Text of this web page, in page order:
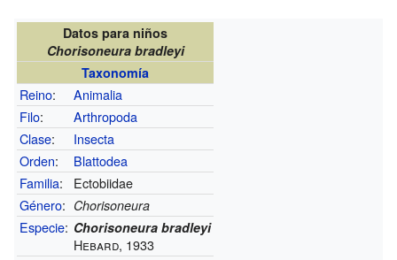
Datos para niños
Chorisoneura bradleyi
Taxonomía
Reino:
Animalia
Filo:
Arthropoda
Clase:
Insecta
Orden:
Blattodea
Familia:
Ectobiidae
Género: Chorisoneura
Especie: Chorisoneura bradleyi
Hebard, 1933